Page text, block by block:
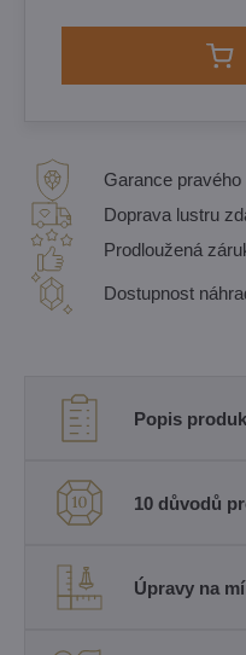
Garance
Doprava lustru
Prodloužená
Dostupnost
Popis
10 důvodů
Úpravy na